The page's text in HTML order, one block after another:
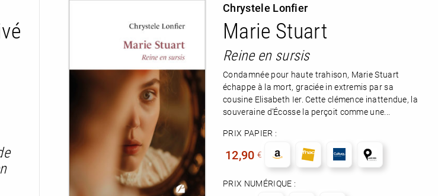
Chrystele Lonfier
Marie Stuart
Reine en sursis
Condamnée pour haute trahison, Marie Stuart
échappe à la mort, graciée in extremis par sa
cousine Elisabeth Ier. Cette clémence inattendue, la
souveraine d’Écosse la perçoit comme une...
PRIX PAPIER :
12,90 €
PRIX NUMÉRIQUE :